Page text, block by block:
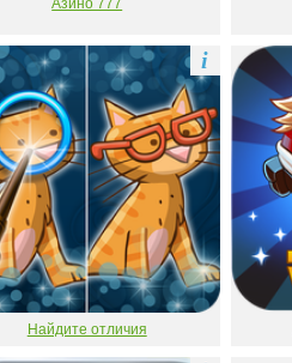
Азино 777
Найдите отличия
i